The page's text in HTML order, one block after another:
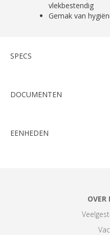
vlekbestendig
Gemak van
SPECS
DOCUMENTEN
EENHEDEN
OVER